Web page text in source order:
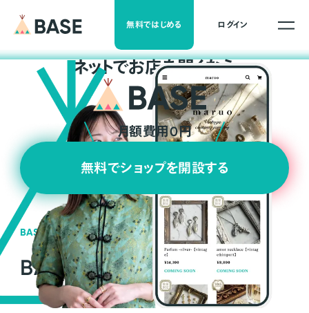
無料ではじめる ログイン
ネットでお店を開くなら
月額費用0円
無料でショップを開設する
BASEの強み
BASEが強い3つの理由